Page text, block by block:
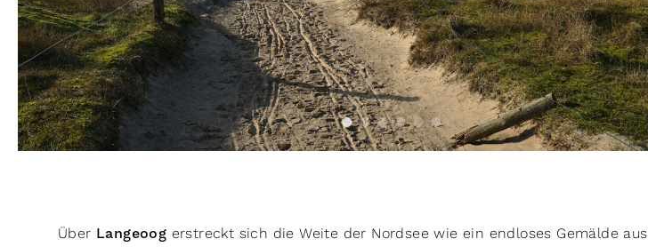
Über Langeoog erstreckt sich die Weite der Nordsee wie ein endloses Gemälde aus